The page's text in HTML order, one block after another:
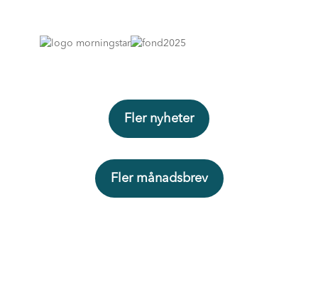
Fler nyheter
Fler månadsbrev